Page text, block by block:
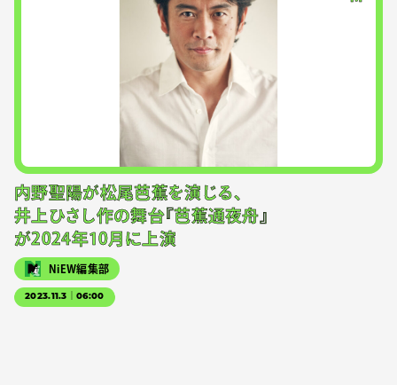
内野聖陽が松尾芭蕉を演じる、
井上ひさし作の舞台『芭蕉通夜舟』
が2024年10月に上演
NiEW編集部
2023.11.3｜06:00